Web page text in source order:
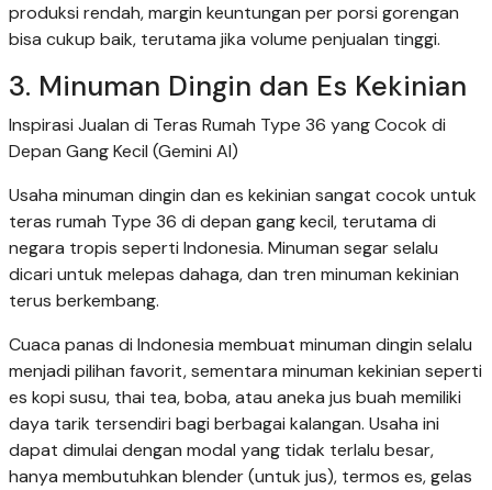
produksi rendah, margin keuntungan per porsi gorengan
bisa cukup baik, terutama jika volume penjualan tinggi.
3. Minuman Dingin dan Es Kekinian
Inspirasi Jualan di Teras Rumah Type 36 yang Cocok di
Depan Gang Kecil (Gemini AI)
Usaha minuman dingin dan es kekinian sangat cocok untuk
teras rumah Type 36 di depan gang kecil, terutama di
negara tropis seperti Indonesia. Minuman segar selalu
dicari untuk melepas dahaga, dan tren minuman kekinian
terus berkembang.
Cuaca panas di Indonesia membuat minuman dingin selalu
menjadi pilihan favorit, sementara minuman kekinian seperti
es kopi susu, thai tea, boba, atau aneka jus buah memiliki
daya tarik tersendiri bagi berbagai kalangan. Usaha ini
dapat dimulai dengan modal yang tidak terlalu besar,
hanya membutuhkan blender (untuk jus), termos es, gelas